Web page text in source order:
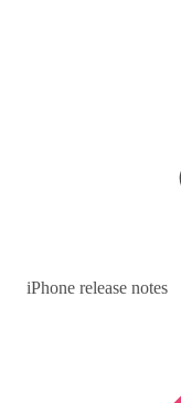
iPhone release notes